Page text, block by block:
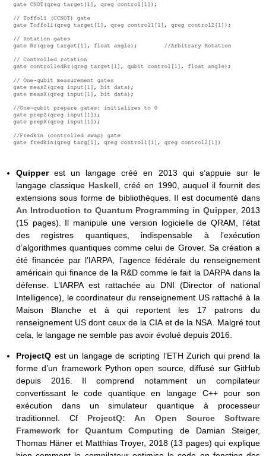
Quipperest un langage créé en 2013 qui s’appuie sur le
langage classique Haskell , créé en 1990, auquel il fournit des
extensions sous forme de bibliothèques. Il est documenté dans
An Introduction to Quantum Programming in Quipper, 2013
(15 pages). Il manipule une version logicielle de QRAM, l’état
des registres quantiques, indispensable à l’exécution
d’algorithmes quantiques comme celui de Grover. Sa création a
été financée par l’IARPA, l’agence fédérale du renseignement
américain qui finance de la R&D comme le fait la DARPA dans la
défense. L’IARPA est rattachée au DNI (Director of national
Intelligence), le coordinateur du renseignement US rattaché à la
Maison Blanche et à qui reportent les 17 patrons du
renseignement US dont ceux de la CIA et de la NSA.
Malgré tout
cela, le langage ne semble pas avoir évolué depuis 2016.
ProjectQ est un langage de scripting l’ETH Zurich qui prend la
forme d’un framework Python open source, diffusé sur GitHub
depuis 2016. Il comprend notamment un compilateur
convertissant le code quantique en langage C++ pour son
exécution dans un simulateur quantique à processeur
traditionnel. Cf ProjectQ: An Open Source Software
Framework for Quantum Computing de Damian Steiger,
Thomas Häner et Matthias Troyer, 2018 (13 pages) qui explique